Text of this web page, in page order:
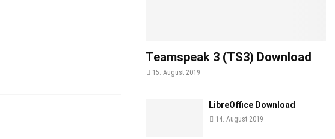
Teamspeak 3 (TS3) Download
15. August 2019
LibreOffice Download
14. August 2019